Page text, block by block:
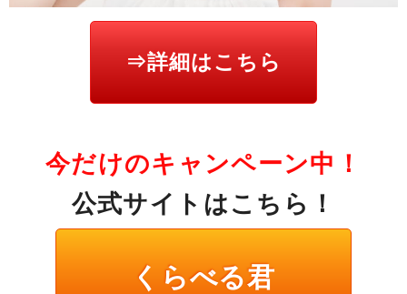
⇒詳細はこちら
今だけのキャンペーン中！
公式サイトはこちら！
くらべる君